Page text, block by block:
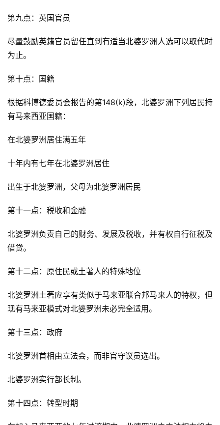
第九点：英国官员
尽量鼓励英籍官员留任直到有适当北婆罗洲人选可以取代时
为止。
第十点：国籍
根据科博德委员会报告的第148(k)段，北婆罗洲下列居民持
有马来西亚国籍：
在北婆罗洲居住满五年
十年内有七年在北婆罗洲居住
出生于北婆罗洲，父母为北婆罗洲居民
第十一点：税收和金融
北婆罗洲负责自己的财务、发展及税收，并有权自行征税及
借贷。
第十二点：原住民或土著人的特殊地位
北婆罗洲土著应享有类似于马来亚联合邦马来人的特权，但
现有马来亚模式对北婆罗洲未必完全适用。
第十三点：政府
北婆罗洲首相由立法会，而非官守议员选出。
北婆罗洲实行部长制。
第十四点：转型时期